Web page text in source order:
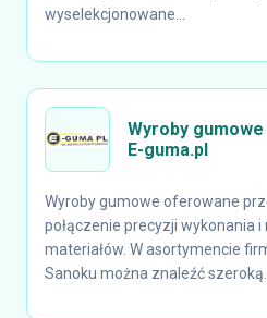
wyselekcjonowane...
Wyroby
E-guma.pl
Wyroby gumowe oferowane
połączenie precyzji wykonania
materiałów. W asortymencie
Sanoku można znaleźć szeroką...